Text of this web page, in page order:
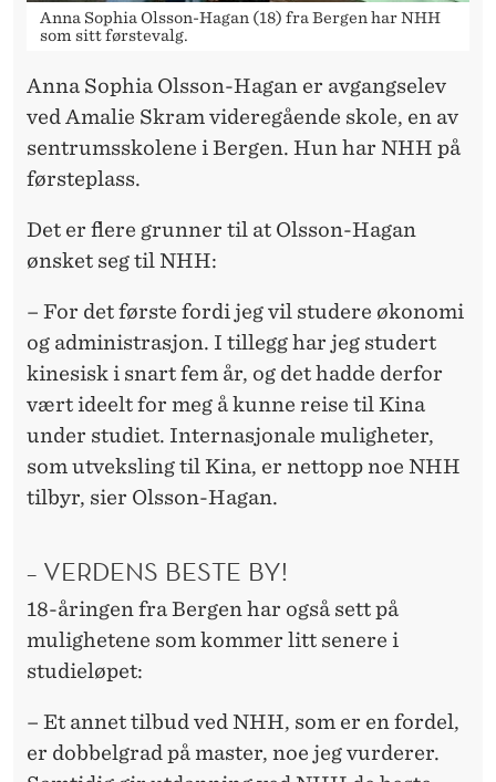
Anna Sophia Olsson-Hagan (18) fra Bergen har NHH
som sitt førstevalg.
Anna Sophia Olsson-Hagan er avgangselev
ved Amalie Skram videregående skole, en av
sentrumsskolene i Bergen. Hun har NHH på
førsteplass.
Det er flere grunner til at Olsson-Hagan
ønsket seg til NHH:
– For det første fordi jeg vil studere økonomi
og administrasjon. I tillegg har jeg studert
kinesisk i snart fem år, og det hadde derfor
vært ideelt for meg å kunne reise til Kina
under studiet. Internasjonale muligheter,
som utveksling til Kina, er nettopp noe NHH
tilbyr, sier Olsson-Hagan.
– VERDENS BESTE BY!
18-åringen fra Bergen har også sett på
mulighetene som kommer litt senere i
studieløpet:
– Et annet tilbud ved NHH, som er en fordel,
er dobbelgrad på master, noe jeg vurderer.